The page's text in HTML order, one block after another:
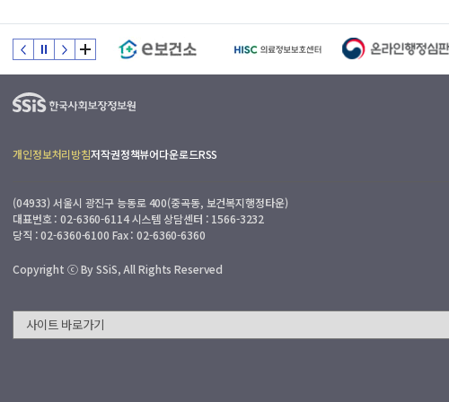
개인정보처리방침저작권정책뷰어다운로드RSS
(04933) 서울시 광진구 능동로 400(중곡동, 보건복지행정타운)
대표번호 : 02-6360-6114 시스템 상담센터 : 1566-3232
당직 : 02-6360-6100 Fax : 02-6360-6360
Copyright ⓒ By SSiS, All Rights Reserved